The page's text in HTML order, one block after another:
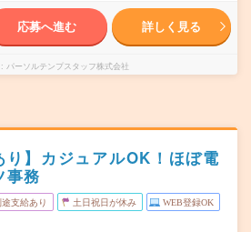
応募へ進む 詳しく見る
パーソルテンプスタッフ株式会社
り】カジュアルOK！ほぼ電
事務
支給あり 土日祝日が休み WEB登録OK